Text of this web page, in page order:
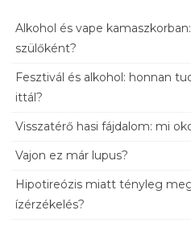
Alkohol és vape
szülőként?
Fesztivál és alkohol: honnan
ittál?
Visszatérő hasi fájdalom: mi
Vajon ez már lupus?
Hipotireózis miatt tényleg
ízérzékelés?